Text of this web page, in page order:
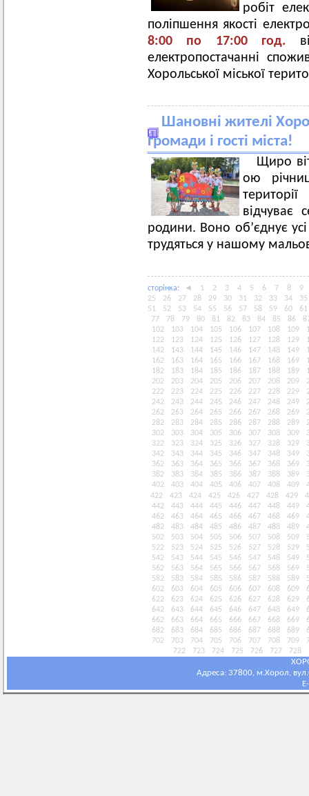
робіт
поліпшення якості
8:00 по 17:00 год.
електропостачанні
Хорольської міської
Шановні жителі
громади і гості міста!
Щиро
ою
відчуває
родини. Воно об’єднує
трудяться у нашому
сторiнка: ◄ 1 2 3 4 5 6 7 8
9
25
26 27 28 29 30 31 32 33 34
35
51
52 53 54 55 56 57 58 59 60
61
77
78 79 80 81 82 83 84 85 86
102
103 104 105 106 107 108 109
122
123 124 125 126 127 128 129
142
143 144 145 146 147 148 149
162
163 164 165 166 167 168 169
182
183 184 185 186 187 188 189
202
203 204 205 206 207 208 209
222
223 224 225 226 227 228 229
242
243 244 245 246 247 248 249
262
263 264 265 266 267 268 269
282
283 284 285 286 287 288 289
302
303 304 305 306 307 308 309
322
323 324 325 326 327 328 329
342
343 344 345 346 347 348 349
362
363 364 365 366 367 368 369
382
383 384 385 386 387 388 389
402
403 404 405 406 407 408 409
422
423 424 425 426 427 428 429
442
443 444 445 446 447 448 449
462
463 464 465 466 467 468 469
482
483 484 485 486 487 488 489
502
503 504 505 506 507 508 509
522
523 524 525 526 527 528 529
542
543 544 545 546 547 548 549
562
563 564 565 566 567 568 569
582
583 584 585 586 587 588 589
602
603 604 605 606 607 608 609
622
623 624 625 626 627 628 629
642
643 644 645 646 647 648 649
662
663 664 665 666 667 668 669
682
683 684 685 686 687 688 689
702
703 704 705 706 707 708 709
722
723 724 725 726 727 728
Адреса: 37800, м.Хорол,